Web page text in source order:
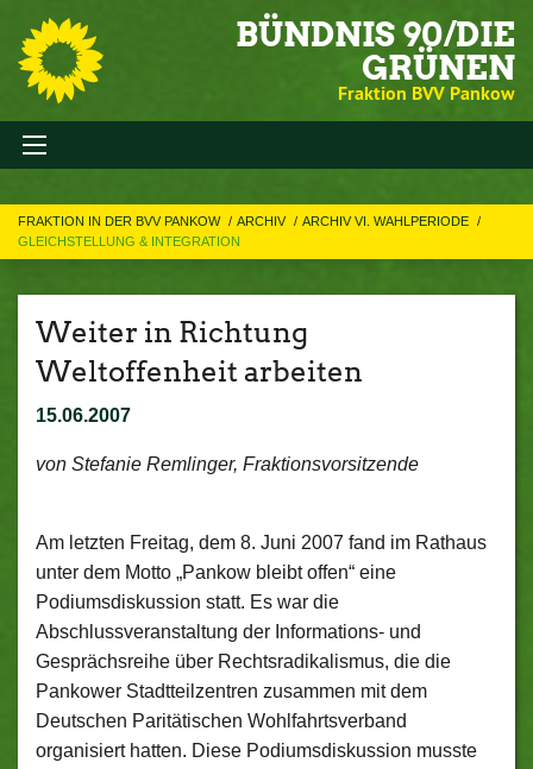
BÜNDNIS 90/DIE
GRÜNEN
Fraktion BVV Pankow
FRAKTION IN DER BVV PANKOW ARCHIV
ARCHIV VI. WAHLPERIODE
GLEICHSTELLUNG & INTEGRATION
Weiter in Richtung
Weltoffenheit arbeiten
15.06.2007
von Stefanie Remlinger, Fraktionsvorsitzende
Am letzten Freitag, dem 8. Juni 2007 fand im Rathaus
unter dem Motto „Pankow bleibt offen“ eine
Podiumsdiskussion statt. Es war die
Abschlussveranstaltung der Informations- und
Gesprächsreihe über Rechtsradikalismus, die die
Pankower Stadtteilzentren zusammen mit dem
Deutschen Paritätischen Wohlfahrtsverband
organisiert hatten. Diese Podiumsdiskussion musste